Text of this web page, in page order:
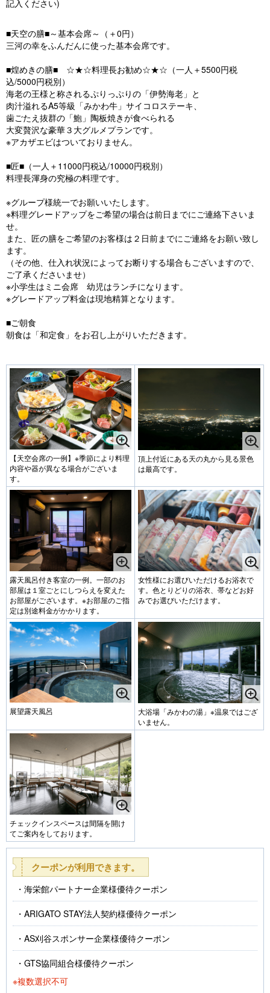
記入ください)
■天空の膳■～基本会席～（＋0円）
三河の幸をふんだんに使った基本会席です。
■煌めきの膳■ ☆★☆料理長お勧め☆★☆（一人＋5500円税
込/5000円税別）
海老の王様と称されるぷりっぷりの「伊勢海老」と
肉汁溢れるA5等級「みかわ牛」サイコロステーキ、
歯ごたえ抜群の「鮑」陶板焼きが食べられる
大変贅沢な豪華３大グルメプランです。
※アカザエビはついておりません。
■匠■（一人＋11000円税込/10000円税別）
料理長渾身の究極の料理です。
※グループ様統一でお願いいたします。
※料理グレードアップをご希望の場合は前日までにご連絡下さいま
せ。
また、匠の膳をご希望のお客様は２日前までにご連絡をお願い致し
ます。
（その他、仕入れ状況によってお断りする場合もございますので、
ご了承くださいませ）
※小学生はミニ会席 幼児はランチになります。
※グレードアップ料金は現地精算となります。
■ご朝食
朝食は「和定食」をお召し上がりいただきます。
【天空会席の一例】※季節により料理
内容や器が異なる場合がございま
す。
頂上付近にある天の丸から見る景色
は最高です。
露天風呂付き客室の一例。一部のお
部屋は１室ごとにしつらえを変えた
お部屋がございます。※お部屋のご指
定は別途料金がかかります。
女性様にお選びいただけるお浴衣で
す。色とりどりの浴衣、帯などお好
みでお選びいただけます。
展望露天風呂
大浴場「みかわの湯」※温泉ではござ
いません。
チェックインスペースは間隔を開け
てご案内をしております。
クーポンが利用できます。
海栄館パートナー企業様優待クーポン
ARIGATO STAY法人契約様優待クーポン
AS刈谷スポンサー企業様優待クーポン
GTS協同組合様優待クーポン
※複数選択不可